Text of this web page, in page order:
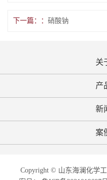
下一篇： 硝酸钠
关
产
新
案
Copyright © 山东海澜化学